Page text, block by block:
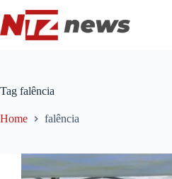
para
o
conteúdo
Tag falência
Home falência